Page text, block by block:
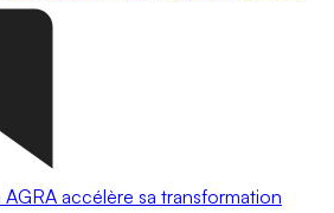
accélère sa transformation